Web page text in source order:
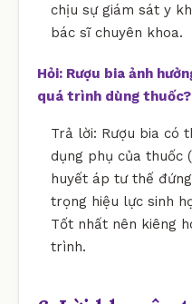
chịu sự giám sát y
bác sĩ chuyên khoa.
Hỏi: Rượu bia ảnh
quá trình dùng thuốc?
Trả lời: Rượu bia có
dụng phụ của thuốc
huyết áp tư thế
trọng hiệu lực sinh
Tốt nhất nên kiêng
trình.